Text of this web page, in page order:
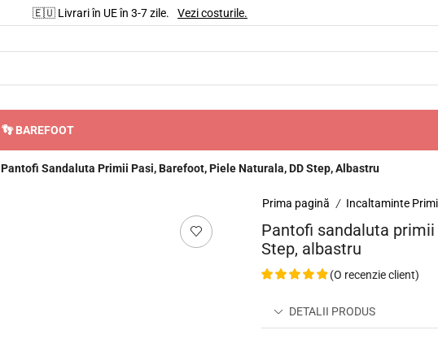
🇪🇺 Livrari în UE în 3-7 zile. Vezi costurile.
👣 BAREFOOT
Pantofi Sandaluta Primii Pasi, Barefoot, Piele Naturala, DD Step, Albastru
Prima pagină / Incaltaminte
Pantofi sandaluta primii
Step, albastru
(O recenzie client)
DETALII PRODUS